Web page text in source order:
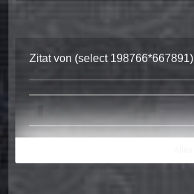
Zitat von (select 198766*667891)